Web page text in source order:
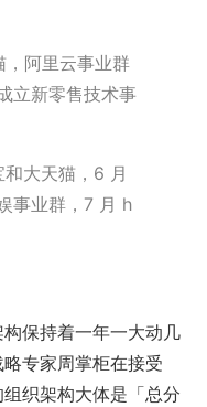
阿里云事业群
立新零售技术事
大天猫，6 月
事业群，7 月 h
保持着一年一大动几
专家周掌柜在接受
组织架构大体是「总分